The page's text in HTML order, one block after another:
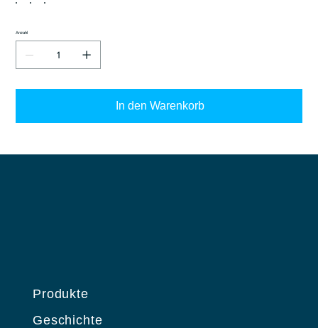
Anzahl
In den Warenkorb
Produkte
Geschichte